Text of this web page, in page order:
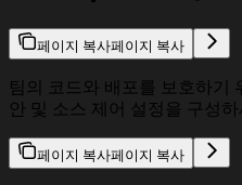
페이지 복사페이지 복사
팀의 코드와 배포를 보호하기
안 및 소스 제어 설정을 구성하
페이지 복사페이지 복사